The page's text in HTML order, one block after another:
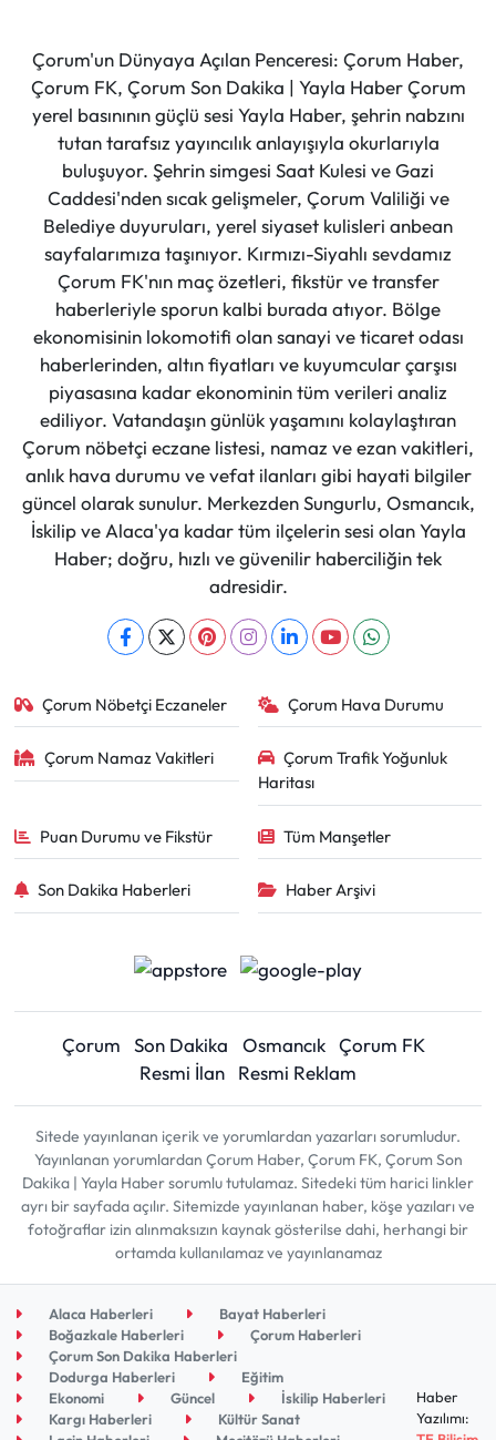
Çorum'un Dünyaya Açılan Penceresi: Çorum Haber,
Çorum FK, Çorum Son Dakika | Yayla Haber Çorum
yerel basınının güçlü sesi Yayla Haber, şehrin nabzını
tutan tarafsız yayıncılık anlayışıyla okurlarıyla
buluşuyor. Şehrin simgesi Saat Kulesi ve Gazi
Caddesi'nden sıcak gelişmeler, Çorum Valiliği ve
Belediye duyuruları, yerel siyaset kulisleri anbean
sayfalarımıza taşınıyor. Kırmızı-Siyahlı sevdamız
Çorum FK'nın maç özetleri, fikstür ve transfer
haberleriyle sporun kalbi burada atıyor. Bölge
ekonomisinin lokomotifi olan sanayi ve ticaret odası
haberlerinden, altın fiyatları ve kuyumcular çarşısı
piyasasına kadar ekonominin tüm verileri analiz
ediliyor. Vatandaşın günlük yaşamını kolaylaştıran
Çorum nöbetçi eczane listesi, namaz ve ezan vakitleri,
anlık hava durumu ve vefat ilanları gibi hayati bilgiler
güncel olarak sunulur. Merkezden Sungurlu, Osmancık,
İskilip ve Alaca'ya kadar tüm ilçelerin sesi olan Yayla
Haber; doğru, hızlı ve güvenilir haberciliğin tek
adresidir.
Çorum Nöbetçi Eczaneler Çorum Hava Durumu
Çorum Namaz Vakitleri
Çorum Trafik Yoğunluk
Haritası
Puan Durumu ve Fikstür Tüm Manşetler
Son Dakika Haberleri Haber Arşivi
Çorum Son Dakika Osmancık Çorum FK
Resmi İlan
Resmi Reklam
Sitede yayınlanan içerik ve yorumlardan yazarları sorumludur.
Yayınlanan yorumlardan Çorum Haber, Çorum FK, Çorum Son
Dakika | Yayla Haber sorumlu tutulamaz. Sitedeki tüm harici linkler
ayrı bir sayfada açılır. Sitemizde yayınlanan haber, köşe yazıları ve
fotoğraflar izin alınmaksızın kaynak gösterilse dahi, herhangi bir
ortamda kullanılamaz ve yayınlanamaz
Alaca Haberleri
Bayat Haberleri
Boğazkale Haberleri
Çorum Haberleri
Çorum Son Dakika Haberleri
Dodurga Haberleri
Eğitim
Ekonomi
Güncel
İskilip Haberleri
Kargı Haberleri
Kültür Sanat
Haber
Yazılımı: